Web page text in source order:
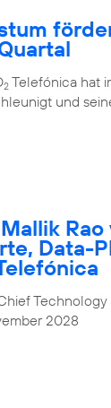
2 Telefónica hat
und
Data-
2028